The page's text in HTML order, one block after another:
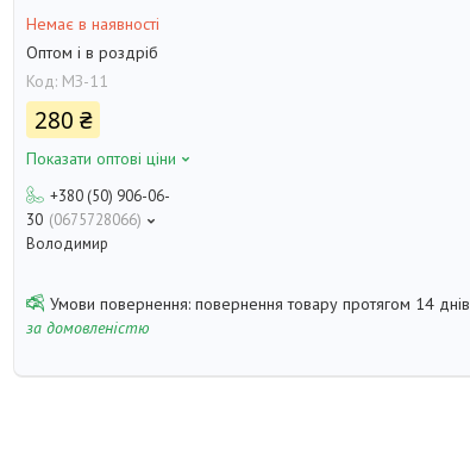
Немає в наявності
Оптом і в роздріб
Код: МЗ-11
280 ₴
Показати оптові ціни
+380 (50) 906-06-
30 0675728066
Володимир
повернення товару протягом 14 днів
за домовленістю